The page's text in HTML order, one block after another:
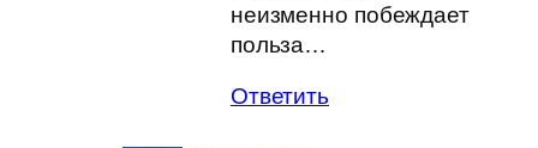
неизменно побеждает
польза…
Ответить